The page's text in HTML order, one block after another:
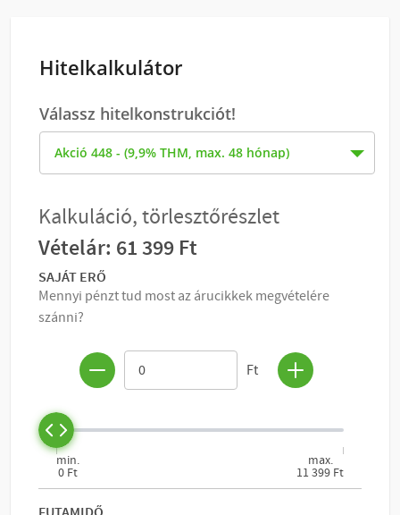
Hitelkalkulátor
Válassz hitelkonstrukciót!